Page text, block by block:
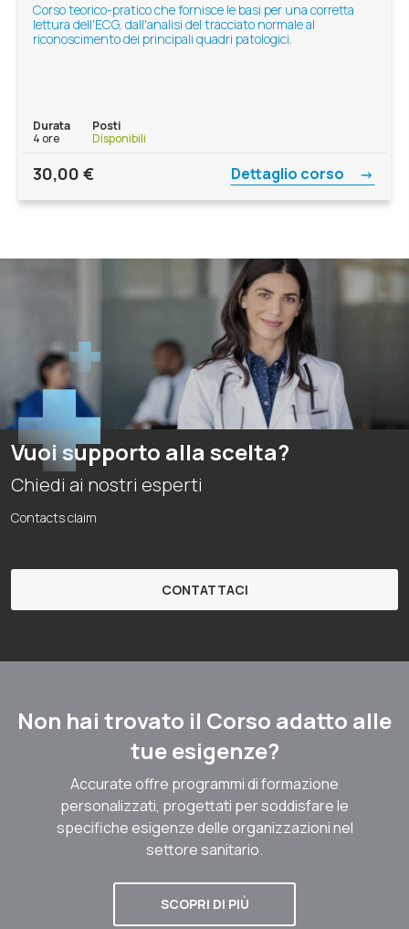
Corso teorico-pratico che fornisce le basi per una corretta
lettura dell'ECG, dall'analisi del tracciato normale al
riconoscimento dei principali quadri patologici.
Durata
4 ore
Posti
Disponibili
30,00 € Dettaglio corso
Vuoi supporto alla scelta?
Chiedi ai nostri esperti
Contacts claim
CONTATTACI
Non hai trovato il Corso adatto alle
tue esigenze?
Accurate offre programmi di formazione
personalizzati, progettati per soddisfare le
specifiche esigenze delle organizzazioni nel
settore sanitario.
SCOPRI DI PIÙ